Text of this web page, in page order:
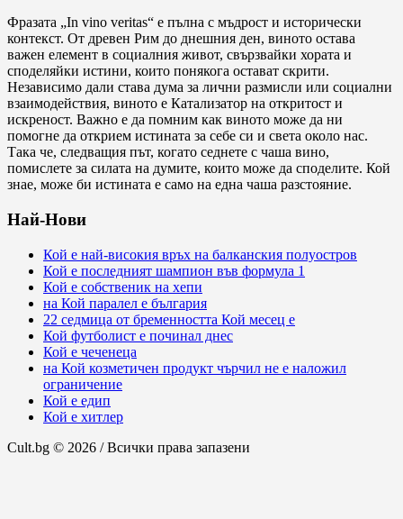
Фразата „In vino veritas“ е пълна с мъдрост и исторически
контекст. От древен Рим до днешния ден, виното остава
важен елемент в социалния живот, свързвайки хората и
споделяйки истини, които понякога остават скрити.
Независимо дали става дума за лични размисли или социални
взаимодействия, виното е Катализатор на откритост и
искреност. Важно е да помним как виното може да ни
помогне да открием истината за себе си и света около нас.
Така че, следващия път, когато седнете с чаша вино,
помислете за силата на думите, които може да споделите. Кой
знае, може би истината е само на една чаша разстояние.
Най-Нови
Кой е най-високия връх на балканския полуостров
Кой е последният шампион във формула 1
Кой е собственик на хепи
на Кой паралел е българия
22 седмица от бременността Кой месец е
Кой футболист е починал днес
Кой е чеченеца
на Кой козметичен продукт чърчил не е наложил
ограничение
Кой е едип
Кой е хитлер
Cult.bg © 2026 / Всички права запазени